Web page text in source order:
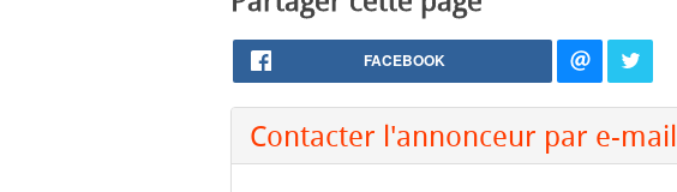
FACEBOOK
Contacter l'annonceur par e-mail